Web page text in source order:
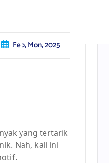
Feb, Mon, 2025
yang tertarik
Nah, kali ini